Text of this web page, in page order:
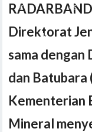
Direktorat
sama
dan
Kementerian
Mineral